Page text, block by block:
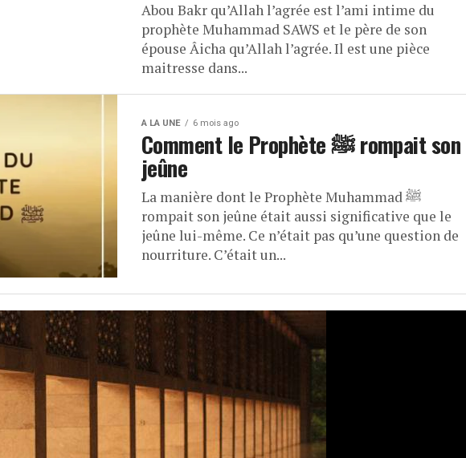
Abou Bakr qu’Allah l’agrée est l’ami intime du
prophète Muhammad SAWS et le père de son
épouse Âicha qu’Allah l’agrée. Il est une pièce
maitresse dans...
A LA UNE 6 mois ago
Comment le Prophète ﷺ rompait son
jeûne
La manière dont le Prophète Muhammad ﷺ
rompait son jeûne était aussi significative que le
jeûne lui-même. Ce n’était pas qu’une question de
nourriture. C’était un...